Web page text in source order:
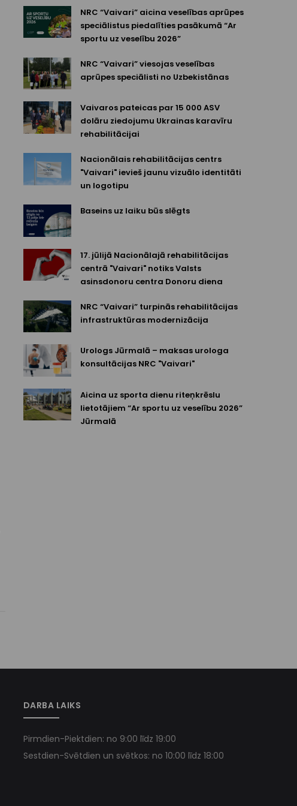
NRC “Vaivari” aicina veselības aprūpes
speciālistus piedalīties pasākumā “Ar
sportu uz veselību 2026”
NRC “Vaivari” viesojas veselības
aprūpes speciālisti no Uzbekistānas
Vaivaros pateicas par 15 000 ASV
dolāru ziedojumu Ukrainas karavīru
rehabilitācijai
Nacionālais rehabilitācijas centrs
"Vaivari" ievieš jaunu vizuālo identitāti
un logotipu
Baseins uz laiku būs slēgts
17. jūlijā Nacionālajā rehabilitācijas
centrā "Vaivari" notiks Valsts
asinsdonoru centra Donoru diena
NRC “Vaivari” turpinās rehabilitācijas
infrastruktūras modernizācija
Urologs Jūrmalā – maksas urologa
konsultācijas NRC "Vaivari"
Aicina uz sporta dienu riteņkrēslu
lietotājiem “Ar sportu uz veselību 2026”
Jūrmalā
DARBA LAIKS
Pirmdien-Piektdien: no 9:00 līdz 19:00
Sestdien-Svētdien un svētkos: no 10:00 līdz 18:00